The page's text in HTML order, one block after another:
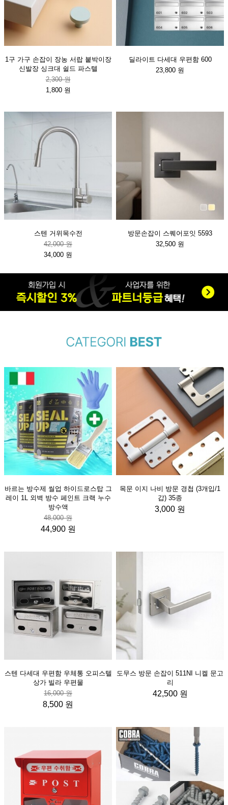
1구 가구 손잡이 장농 서랍 붙박이장
신발장 싱크대 쉴드 파스텔
2,300 원
1,800 원
딜라이트 다세대 우편함 600
23,800 원
스텐 거위목수전
42,000 원
34,000 원
방문손잡이 스퀘어포잇 5593
32,500 원
바르는 방수제 씰업 하이드로스탑 그
레이 1L 외벽 방수 페인트 크랙 누수
방수액
48,000 원
44,900 원
목문 이지 나비 방문 경첩 (3개입/1
갑) 35종
3,000 원
스텐 다세대 우편함 우체통 오피스텔
상가 빌라 우편물
16,000 원
8,500 원
도무스 방문 손잡이 511NI 니켈 문고
리
42,500 원